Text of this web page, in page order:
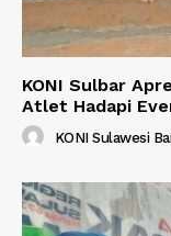
KONI Sulbar
Atlet Hadapi
KONI Sulawesi